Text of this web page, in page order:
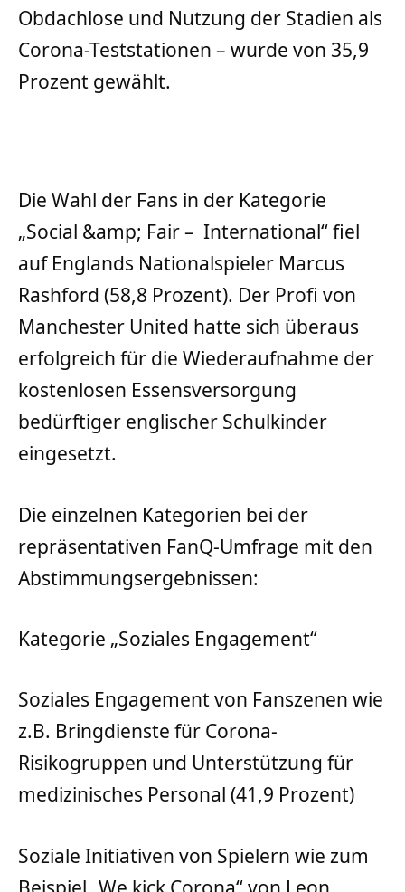
Obdachlose und Nutzung der Stadien als
Corona-Teststationen – wurde von 35,9
Prozent gewählt.
Die Wahl der Fans in der Kategorie
„Social &amp; Fair – International“ fiel
auf Englands Nationalspieler Marcus
Rashford (58,8 Prozent). Der Profi von
Manchester United hatte sich überaus
erfolgreich für die Wiederaufnahme der
kostenlosen Essensversorgung
bedürftiger englischer Schulkinder
eingesetzt.
Die einzelnen Kategorien bei der
repräsentativen FanQ-Umfrage mit den
Abstimmungsergebnissen:
Kategorie „Soziales Engagement“
Soziales Engagement von Fanszenen wie
z.B. Bringdienste für Corona-
Risikogruppen und Unterstützung für
medizinisches Personal (41,9 Prozent)
Soziale Initiativen von Spielern wie zum